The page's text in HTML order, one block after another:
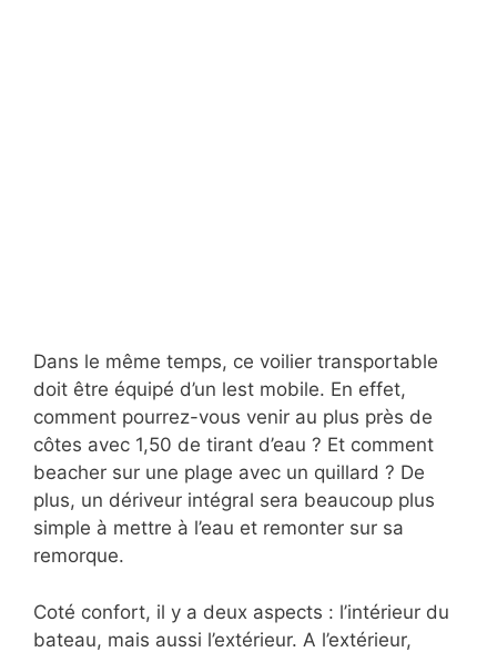
Dans le même temps, ce voilier transportable
doit être équipé d’un lest mobile. En effet,
comment pourrez-vous venir au plus près de
côtes avec 1,50 de tirant d’eau ? Et comment
beacher sur une plage avec un quillard ? De
plus, un dériveur intégral sera beaucoup plus
simple à mettre à l’eau et remonter sur sa
remorque.
Coté confort, il y a deux aspects : l’intérieur du
bateau, mais aussi l’extérieur. A l’extérieur,